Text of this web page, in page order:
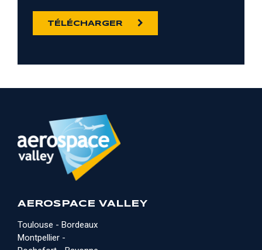
TÉLÉCHARGER
AEROSPACE VALLEY
Toulouse - Bordeaux
Montpellier -